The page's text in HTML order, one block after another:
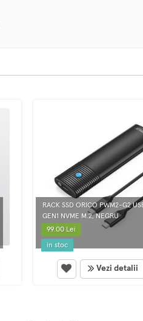
RACK SSD ORICO PWM2-G2
GEN1 NVME M.2, NEGRU
99.00 Lei
in stoc
Vezi detalii